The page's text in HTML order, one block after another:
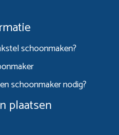
schoonmaken?
schoonmaker nodig?
plaatsen